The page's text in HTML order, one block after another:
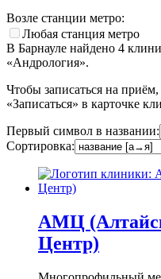
Возле станции метро:
Любая станция метро
В Барнауле найдено 4
«Андрология».
Чтобы записаться на
«Записаться» в карточке
Первый символ в названии:
Сортировка:
АМЦ
Центр)